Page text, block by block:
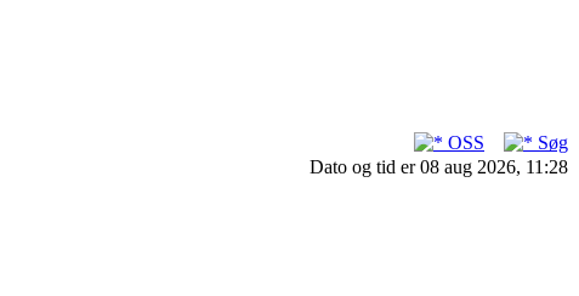
OSS
Søg
Dato og tid er 08 aug 2026, 11:28